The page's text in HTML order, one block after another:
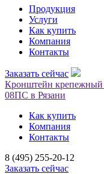
Продукция
Услуги
Как купить
Компания
Контакты
Заказать сейчас
Кронштейн крепежный
08ПС в Рязани
Как купить
Компания
Контакты
8 (495) 255-20-12
Заказать сейчас